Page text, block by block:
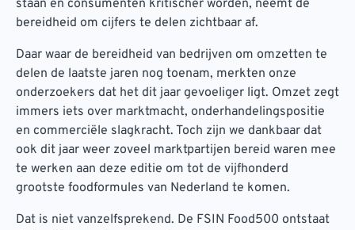
staan en consumenten kritischer worden, neemt de
bereidheid om cijfers te delen zichtbaar af.
Daar waar de bereidheid van bedrijven om omzetten te
delen de laatste jaren nog toenam, merkten onze
onderzoekers dat het dit jaar gevoeliger ligt. Omzet zegt
immers iets over marktmacht, onderhandelingspositie
en commerciële slagkracht. Toch zijn we dankbaar dat
ook dit jaar weer zoveel marktpartijen bereid waren mee
te werken aan deze editie om tot de vijfhonderd
grootste foodformules van Nederland te komen.
Dat is niet vanzelfsprekend. De FSIN Food500 ontstaat